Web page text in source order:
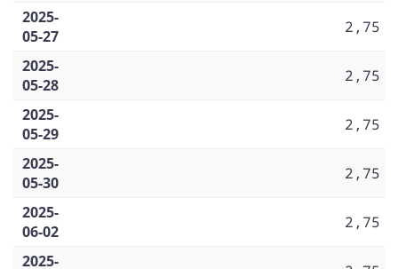
2025-
05-27
2,75
2025-
05-28
2,75
2025-
05-29
2,75
2025-
05-30
2,75
2025-
06-02
2,75
2025-